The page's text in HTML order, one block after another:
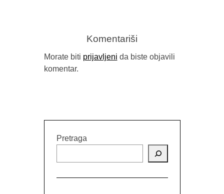
Komentariši
Morate biti prijavljeni da biste objavili
komentar.
Pretraga